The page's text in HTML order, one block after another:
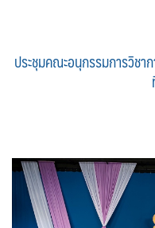
ประชุมคณะอนุกรรมการวิชา